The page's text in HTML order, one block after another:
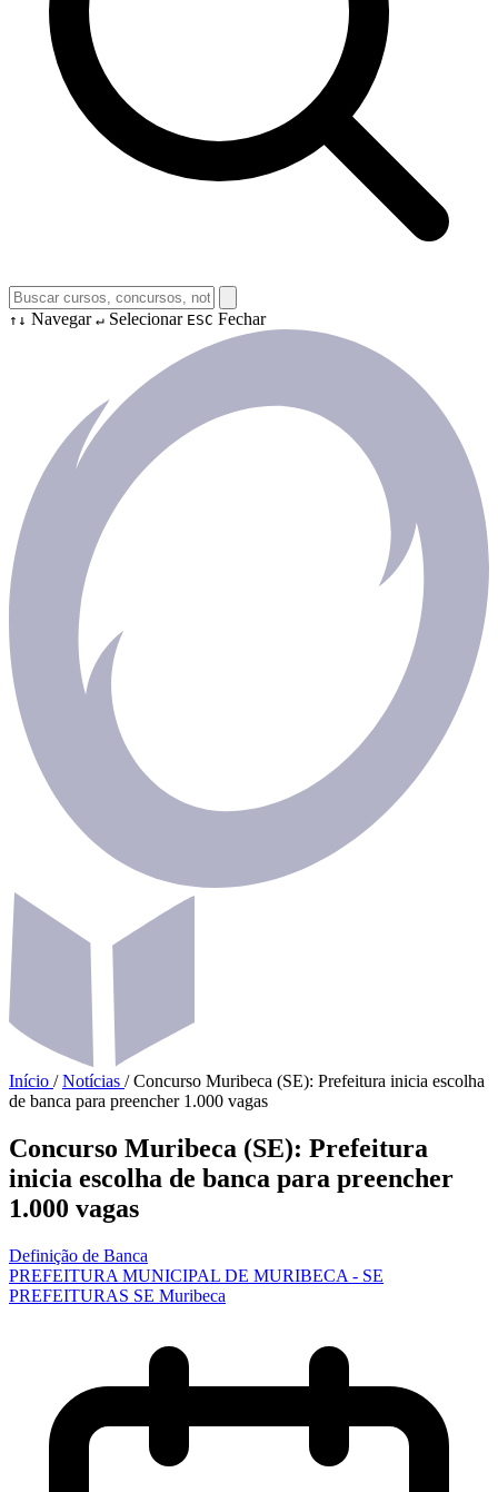
↑↓ Navegar ↵ Selecionar ESC Fechar
Início / Notícias / Concurso Muribeca (SE): Prefeitura inicia escolha
de banca para preencher 1.000 vagas
Concurso Muribeca (SE): Prefeitura
inicia escolha de banca para preencher
1.000 vagas
Definição de Banca
PREFEITURA MUNICIPAL DE MURIBECA - SE
PREFEITURAS SE Muribeca